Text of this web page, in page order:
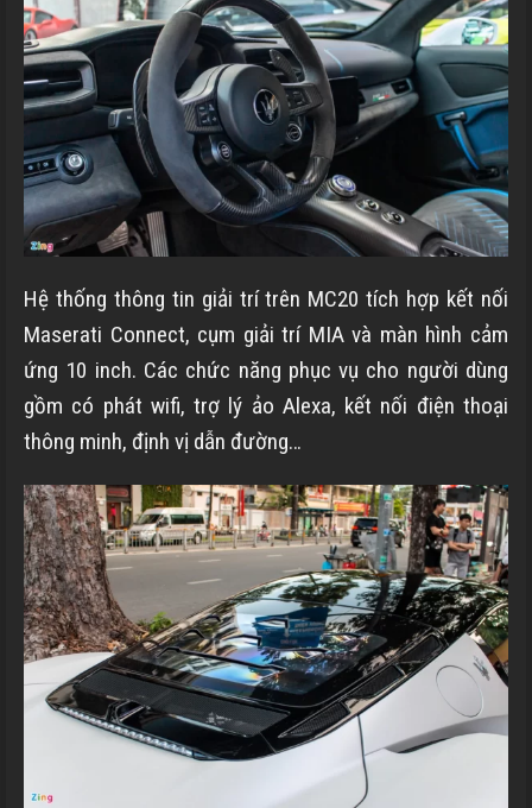
Hệ thống thông tin giải trí trên MC20 tích hợp kết nối
Maserati Connect, cụm giải trí MIA và màn hình cảm
ứng 10 inch. Các chức năng phục vụ cho người dùng
gồm có phát wifi, trợ lý ảo Alexa, kết nối điện thoại
thông minh, định vị dẫn đường…